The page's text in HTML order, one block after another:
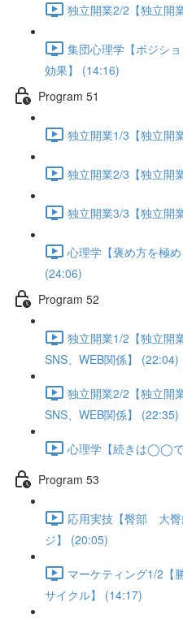
独立開業2/2【独立開
集団心理学【ポジシ
効果】 (14:16)
Program 51
独立開業1/3【独立開
独立開業2/3【独立開
独立開業3/3【独立開
心理学【褒め方を極
(24:06)
Program 52
独立開業1/2【独立
SNS、WEB関係】 (22:04)
独立開業2/2【独立
SNS、WEB関係】 (22:35)
心理学【続きは◯◯
Program 53
応用実技【臀部 大臀
ジ】 (20:05)
マーケティング1/2
サイクル】 (14:17)